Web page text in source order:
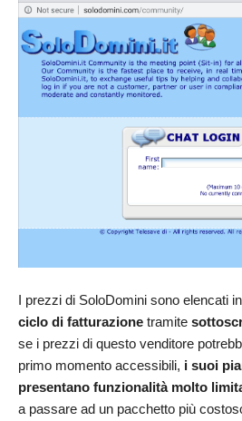
I prezzi di SoloDomini sono elencati
ciclo di fatturazione tramite
se i prezzi di questo venditore
primo momento accessibili, i suoi
presentano funzionalità molto
a passare ad un pacchetto più